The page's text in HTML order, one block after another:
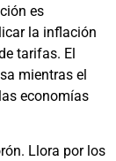
es
la inflación
tarifas. El
mientras el
economías
Llora por los